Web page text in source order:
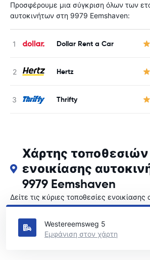
Προσφέρουμε μια σύγκριση όλων των
αυτοκινήτων στη 9979 Eemshaven:
Dollar Rent a Car
Hertz
Thrifty
Χάρτης τοποθεσιών
ενοικίασης
9979 Eemshaven
Δείτε τις κύριες τοποθεσίες
9979 Eemshaven
Westereemsweg 5
Εμφάνιση στον χάρτη